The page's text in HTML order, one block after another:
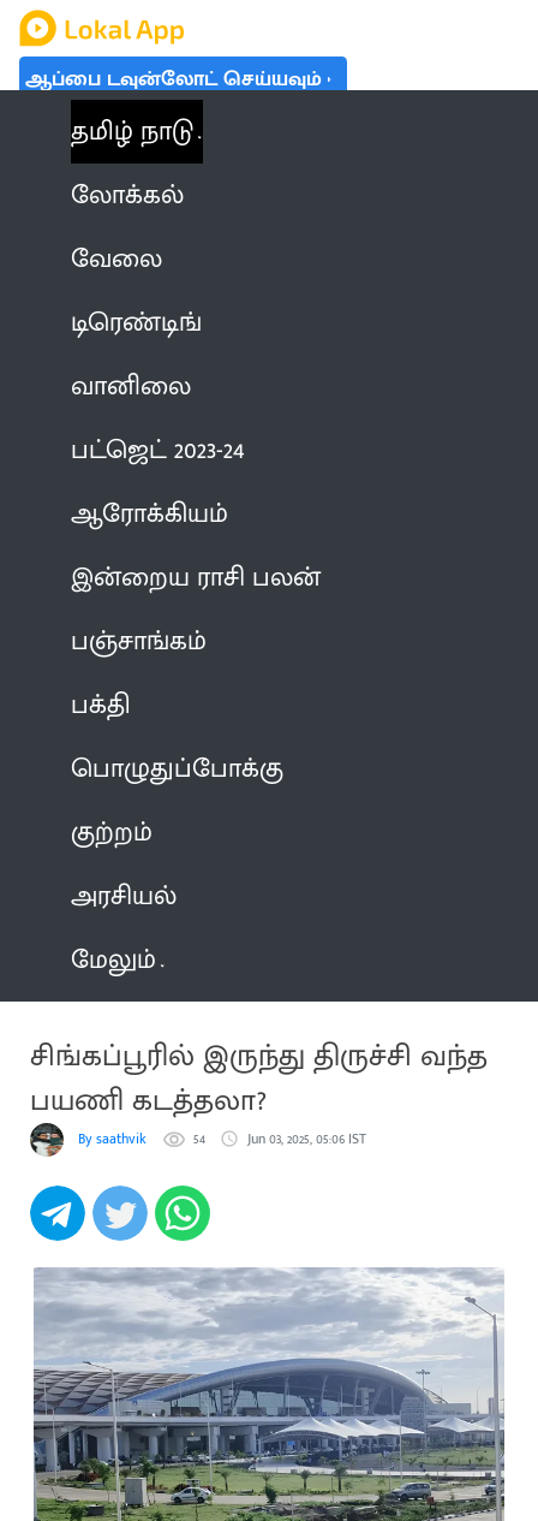
ஆப்பை டவுன்லோட் செய்யவும்
தமிழ் நாடு
லோக்கல்
வேலை
டிரெண்டிங்
வானிலை
பட்ஜெட் 2023-24
ஆரோக்கியம்
இன்றைய ராசி பலன்
பஞ்சாங்கம்
பக்தி
பொழுதுப்போக்கு
குற்றம்
அரசியல்
மேலும்
சிங்கப்பூரில் இருந்து திருச்சி வந்த
பயணி கடத்தலா?
By saathvik 54 Jun 03, 2025, 05:06 IST